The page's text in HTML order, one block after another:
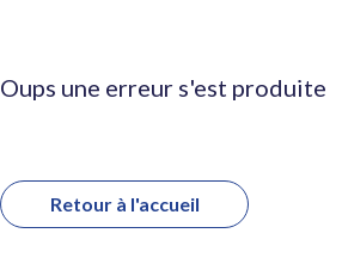
Oups une erreur s'est produite
Retour à l'accueil